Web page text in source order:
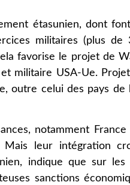
étasunien, dont
militaires (plus
favorise le projet de
militaire USA-Ue.
outre celui des pays de
notamment
leur intégration
indique que sur les
sanctions